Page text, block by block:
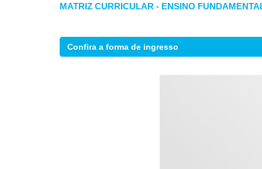
MATRIZ CURRICULAR - ENSINO
Confira a forma de ingresso